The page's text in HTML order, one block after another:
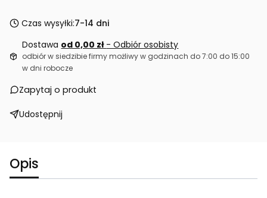
Czas wysyłki:7-14 dni
Dostawa od 0,00 zł - Odbiór osobisty
odbiór w siedzibie firmy możliwy w godzinach do 7:00 do 15:00
w dni robocze
Zapytaj o produkt
Udostępnij
Opis